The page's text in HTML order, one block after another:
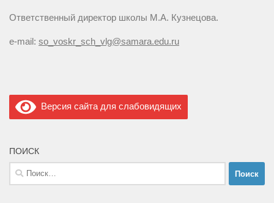
Ответственный директор школы М.А. Кузнецова.
e-mail: so_voskr_sch_vlg@samara.edu.ru
Версия сайта для слабовидящих
ПОИСК
Найти: